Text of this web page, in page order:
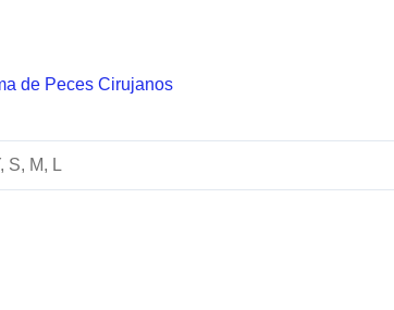
de Peces Cirujanos
S, M, L